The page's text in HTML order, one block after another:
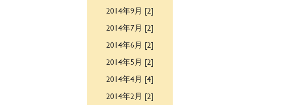
2014年9月 [2]
2014年7月 [2]
2014年6月 [2]
2014年5月 [2]
2014年4月 [4]
2014年2月 [2]